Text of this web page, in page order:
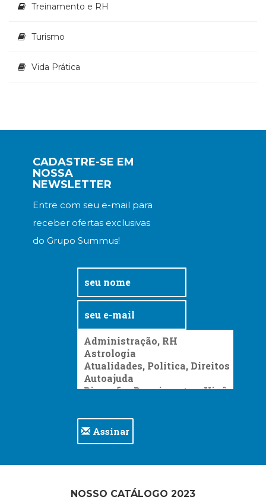
Treinamento e RH
Turismo
Vida Prática
CADASTRE-SE EM
NOSSA
NEWSLETTER
Entre com seu e-mail para
receber ofertas exclusivas
do Grupo Summus!
Assinar
NOSSO CATÁLOGO 2023